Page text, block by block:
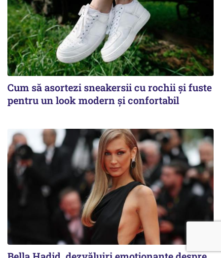
Cum să asortezi sneakersii cu rochii și fuste
pentru un look modern și confortabil